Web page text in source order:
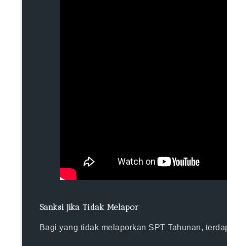
Sanksi Jika Tidak Melapor
Bagi yang tidak melaporkan SPT Tahunan,